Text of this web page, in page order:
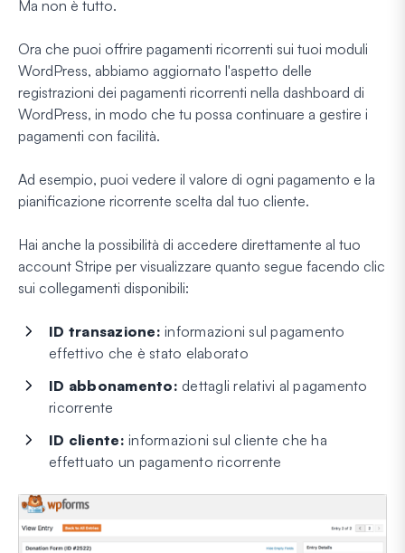
Ma non è tutto.
Ora che puoi offrire pagamenti ricorrenti sui tuoi moduli
WordPress, abbiamo aggiornato l'aspetto delle
registrazioni dei pagamenti ricorrenti nella dashboard di
WordPress, in modo che tu possa continuare a gestire i
pagamenti con facilità.
Ad esempio, puoi vedere il valore di ogni pagamento e la
pianificazione ricorrente scelta dal tuo cliente.
Hai anche la possibilità di accedere direttamente al tuo
account Stripe per visualizzare quanto segue facendo clic
sui collegamenti disponibili:
ID transazione: informazioni sul pagamento
effettivo che è stato elaborato
ID abbonamento: dettagli relativi al pagamento
ricorrente
ID cliente: informazioni sul cliente che ha
effettuato un pagamento ricorrente